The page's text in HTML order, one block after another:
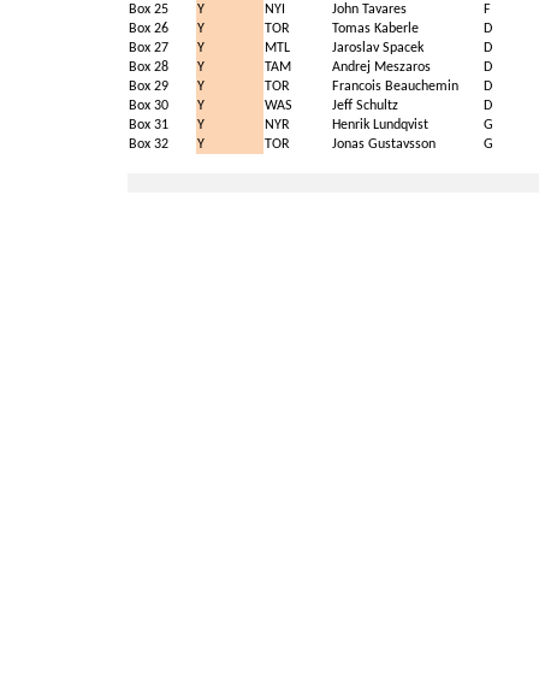
Box 25
Y NYI John Tavares
F
Box 26
Y TOR Tomas Kaberle
D
Box 27
Y MTL Jaroslav Spacek
D
Box 28
Y TAM Andrej Meszaros
D
Box 29
Y TOR Francois Beauchemin
D
Box 30
Y WAS Jeff Schultz
D
Box 31
Y NYR Henrik Lundqvist
G
Box 32
Y TOR Jonas Gustavsson G